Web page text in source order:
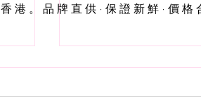
香港。品牌直供·保證新鮮·價格